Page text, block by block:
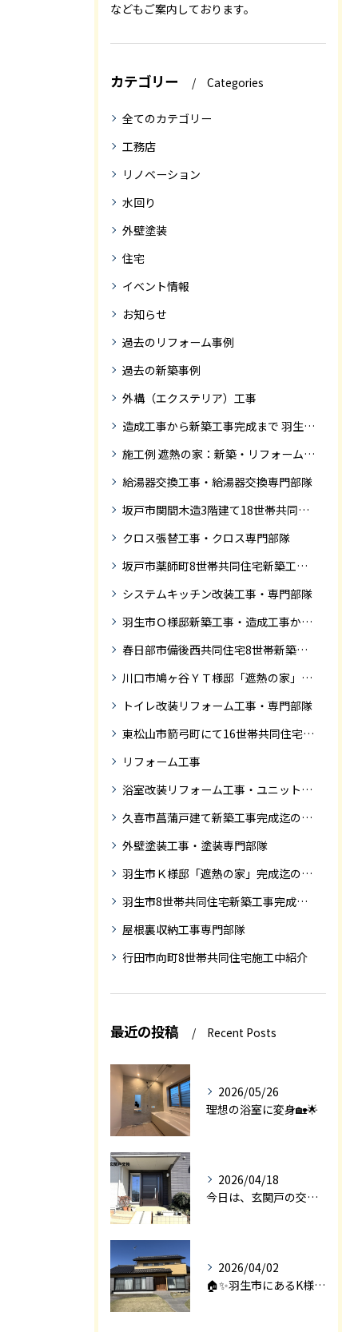
などもご案内しております。
カテゴリー Categories
全てのカテゴリー
工務店
リノベーション
水回り
外壁塗装
住宅
イベント情報
お知らせ
過去のリフォーム事例
過去の新築事例
外構（エクステリア）工事
造成工事から新築工事完成まで 羽生市Ｓ様邸新築工事・
施工例 遮熱の家：新築・リフォーム ドローンにて空撮
給湯器交換工事・給湯器交換専門部隊
坂戸市関間木造3階建て18世帯共同住宅の完成迄紹介
クロス張替工事・クロス専門部隊
坂戸市薬師町8世帯共同住宅新築工事完成迄の紹介です
システムキッチン改装工事・専門部隊
羽生市Ｏ様邸新築工事・造成工事から住宅完成までの紹介
春日部市備後西共同住宅8世帯新築工事完成迄の紹介です。
川口市鳩ヶ谷ＹＴ様邸「遮熱の家」工事状況
トイレ改装リフォーム工事・専門部隊
東松山市箭弓町にて16世帯共同住宅新築工事完成迄の紹介です。
リフォーム工事
浴室改装リフォーム工事・ユニットバス専門部隊
久喜市菖蒲戸建て新築工事完成迄の紹介
外壁塗装工事・塗装専門部隊
羽生市Ｋ様邸「遮熱の家」完成迄の紹介です
羽生市8世帯共同住宅新築工事完成迄の紹介
屋根裏収納工事専門部隊
行田市向町8世帯共同住宅施工中紹介
最近の投稿 Recent Posts
2026/05/26
理想の浴室に変身🏡🌟
2026/04/18
今日は、玄関戸の交換工事をご紹介します🚪✨。
2026/04/02
🏠✨羽生市にあるK様邸は、2008年に㈱エアロックで新築され...